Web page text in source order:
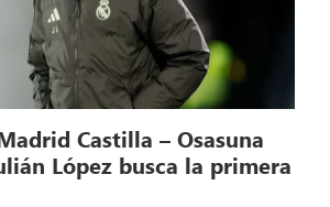
Castilla – Osasuna
López busca la primera